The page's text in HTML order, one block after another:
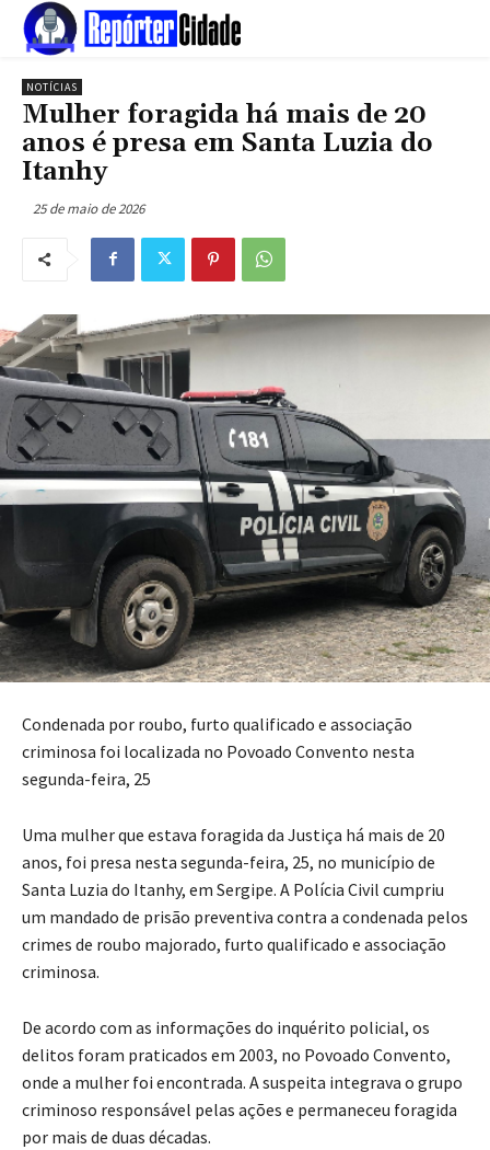
NOTÍCIAS
Mulher foragida há mais de 20
anos é presa em Santa Luzia do
Itanhy
25 de maio de 2026
Condenada por roubo, furto qualificado e associação
criminosa foi localizada no Povoado Convento nesta
segunda-feira, 25
Uma mulher que estava foragida da Justiça há mais de 20
anos, foi presa nesta segunda-feira, 25, no município de
Santa Luzia do Itanhy, em Sergipe. A Polícia Civil cumpriu
um mandado de prisão preventiva contra a condenada pelos
crimes de roubo majorado, furto qualificado e associação
criminosa.
De acordo com as informações do inquérito policial, os
delitos foram praticados em 2003, no Povoado Convento,
onde a mulher foi encontrada. A suspeita integrava o grupo
criminoso responsável pelas ações e permaneceu foragida
por mais de duas décadas.